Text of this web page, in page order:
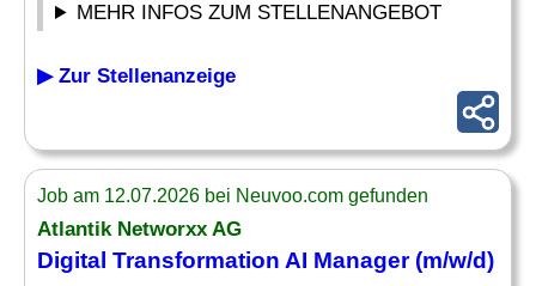
MEHR INFOS ZUM STELLENANGEBOT
▶ Zur Stellenanzeige
Job am 12.07.2026 bei Neuvoo.com gefunden
Atlantik Networxx AG
Digital Transformation AI Manager (m/w/d)